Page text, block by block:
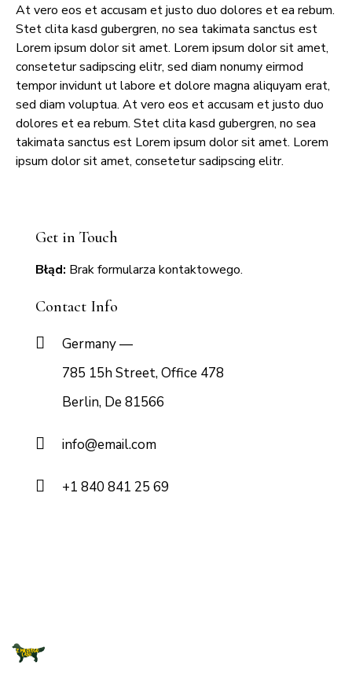
At vero eos et accusam et justo duo dolores et ea rebum.
Stet clita kasd gubergren, no sea takimata sanctus est
Lorem ipsum dolor sit amet. Lorem ipsum dolor sit amet,
consetetur sadipscing elitr, sed diam nonumy eirmod
tempor invidunt ut labore et dolore magna aliquyam erat,
sed diam voluptua. At vero eos et accusam et justo duo
dolores et ea rebum. Stet clita kasd gubergren, no sea
takimata sanctus est Lorem ipsum dolor sit amet. Lorem
ipsum dolor sit amet, consetetur sadipscing elitr.
Get in Touch
Błąd: Brak formularza kontaktowego.
Contact Info
Germany —
785 15h Street, Office 478
Berlin, De 81566
info@email.com
+1 840 841 25 69